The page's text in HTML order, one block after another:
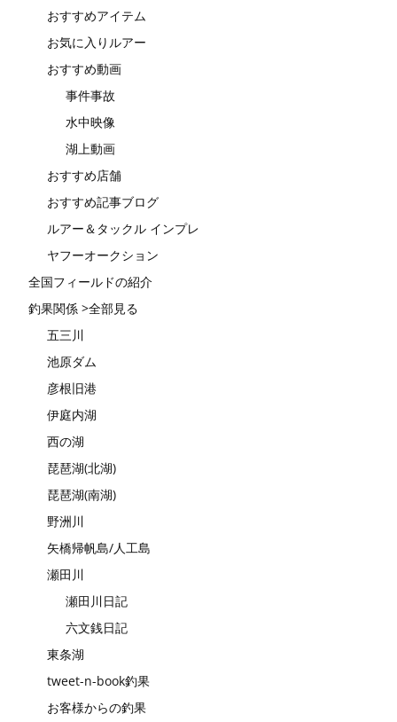
おすすめアイテム
お気に入りルアー
おすすめ動画
事件事故
水中映像
湖上動画
おすすめ店舗
おすすめ記事ブログ
ルアー＆タックル インプレ
ヤフーオークション
全国フィールドの紹介
釣果関係 >全部見る
五三川
池原ダム
彦根旧港
伊庭内湖
西の湖
琵琶湖(北湖)
琵琶湖(南湖)
野洲川
矢橋帰帆島/人工島
瀬田川
瀬田川日記
六文銭日記
東条湖
tweet-n-book釣果
お客様からの釣果